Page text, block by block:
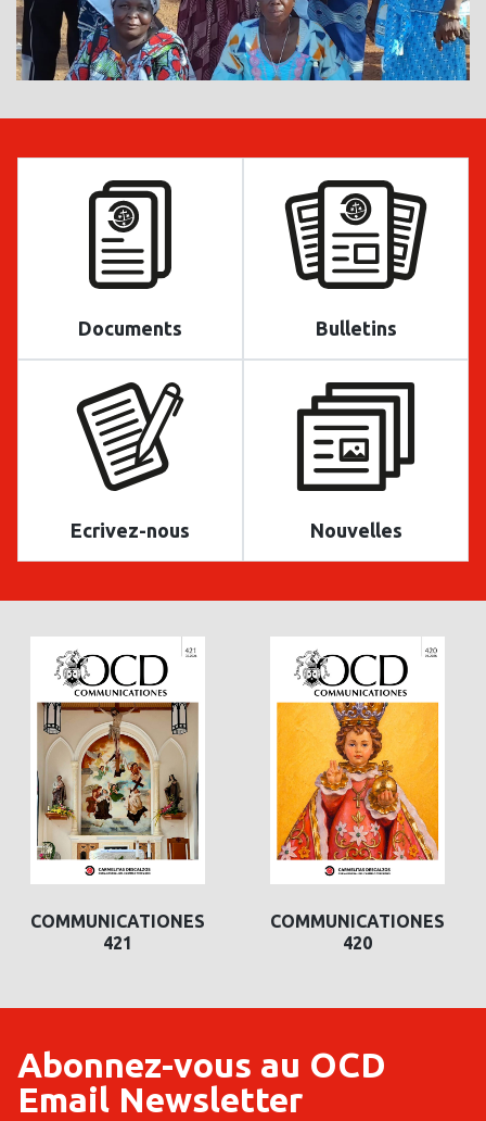
Documents Bulletins
Ecrivez-nous Nouvelles
COMMUNICATIONES
421
COMMUNICATIONES
420
Abonnez-vous au OCD
Email Newsletter